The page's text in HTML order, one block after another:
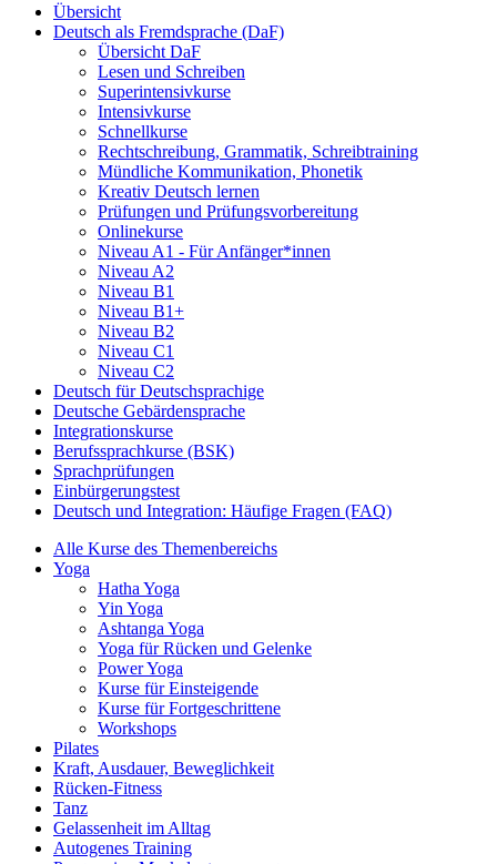
Übersicht
Deutsch als Fremdsprache (DaF)
Übersicht DaF
Lesen und Schreiben
Superintensivkurse
Intensivkurse
Schnellkurse
Rechtschreibung, Grammatik, Schreibtraining
Mündliche Kommunikation, Phonetik
Kreativ Deutsch lernen
Prüfungen und Prüfungsvorbereitung
Onlinekurse
Niveau A1 - Für Anfänger*innen
Niveau A2
Niveau B1
Niveau B1+
Niveau B2
Niveau C1
Niveau C2
Deutsch für Deutschsprachige
Deutsche Gebärdensprache
Integrationskurse
Berufssprachkurse (BSK)
Sprachprüfungen
Einbürgerungstest
Deutsch und Integration: Häufige Fragen (FAQ)
Alle Kurse des Themenbereichs
Yoga
Hatha Yoga
Yin Yoga
Ashtanga Yoga
Yoga für Rücken und Gelenke
Power Yoga
Kurse für Einsteigende
Kurse für Fortgeschrittene
Workshops
Pilates
Kraft, Ausdauer, Beweglichkeit
Rücken-Fitness
Tanz
Gelassenheit im Alltag
Autogenes Training